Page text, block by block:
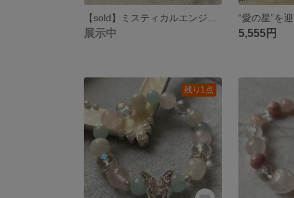
展示中 5,555円
残り1点